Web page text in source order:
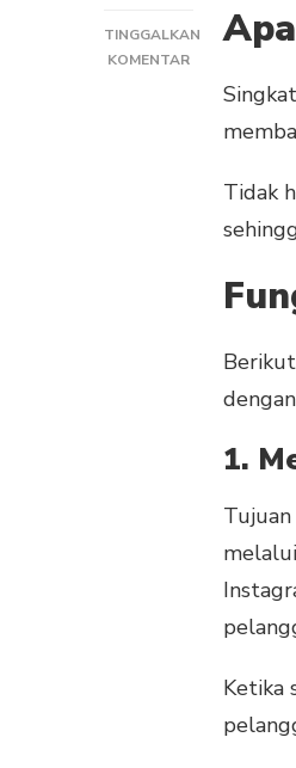
TINGGALKAN
KOMENTARPADA
CONTENT
YANG
UNTUK
Tidak
1.
Ketika